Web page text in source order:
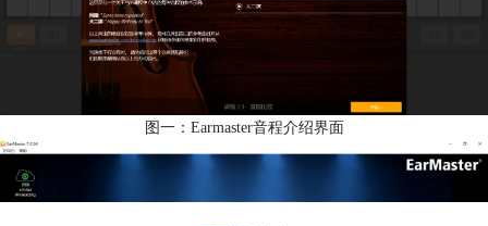
图一：Earmaster音程介绍界面